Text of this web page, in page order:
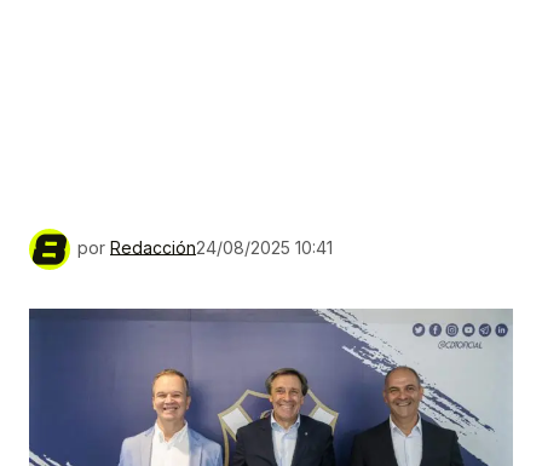
por Redacción24/08/2025 10:41